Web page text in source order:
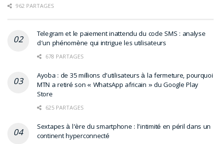
962 PARTAGES
Telegram et le paiement inattendu du code SMS : analyse
d’un phénomène qui intrigue les utilisateurs
678 PARTAGES
Ayoba : de 35 millions d’utilisateurs à la fermeture, pourquoi
MTN a retiré son « WhatsApp africain » du Google Play
Store
625 PARTAGES
Sextapes à l’ère du smartphone : l’intimité en péril dans un
continent hyperconnecté